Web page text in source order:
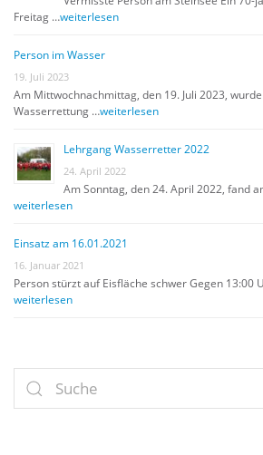
Freitag …weiterlesen
Person im Wasser
19. Juli 2023
Am Mittwochnachmittag, den 19. Juli 2023,
Wasserrettung …weiterlesen
Lehrgang Wasserretter 2022
24. April 2022
Am Sonntag, den 24. April 2022, fand
weiterlesen
Einsatz am 16.01.2021
16. Januar 2021
Person stürzt auf Eisfläche schwer Gegen 13:00
weiterlesen